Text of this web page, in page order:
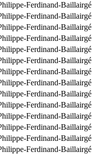
Ferdinand-Baillairgé
Ferdinand-Baillairgé
Ferdinand-Baillairgé
Ferdinand-Baillairgé
Ferdinand-Baillairgé
Ferdinand-Baillairgé
Ferdinand-Baillairgé
Ferdinand-Baillairgé
Ferdinand-Baillairgé
Ferdinand-Baillairgé
Ferdinand-Baillairgé
Ferdinand-Baillairgé
Ferdinand-Baillairgé
Ferdinand-Baillairgé